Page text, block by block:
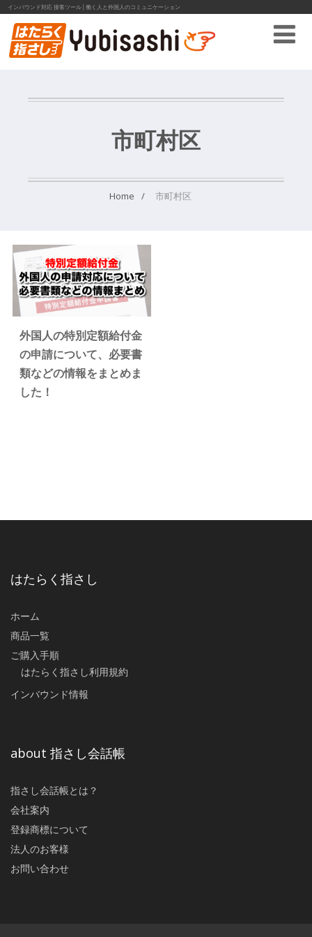
インバウンド対応 接客ツール│働く人と外国人のコミュニケーション
市町村区
Home 市町村区
外国人の特別定額給付金
の申請について、必要書
類などの情報をまとめま
した！
はたらく指さし
ホーム
商品一覧
ご購入手順
はたらく指さし利用規約
インバウンド情報
about 指さし会話帳
指さし会話帳とは？
会社案内
登録商標について
法人のお客様
お問い合わせ